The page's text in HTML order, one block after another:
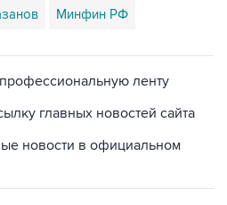
Минфин РФ
ленту
главных новостей сайта
новости в официальном